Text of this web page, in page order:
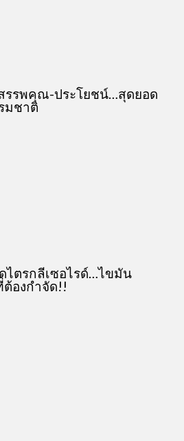
สรรพคุณ-ประโยชน์…สุดยอด
มชาติ
ไตรกลีเซอไรด์…ไขมัน
ต้องกำจัด!!